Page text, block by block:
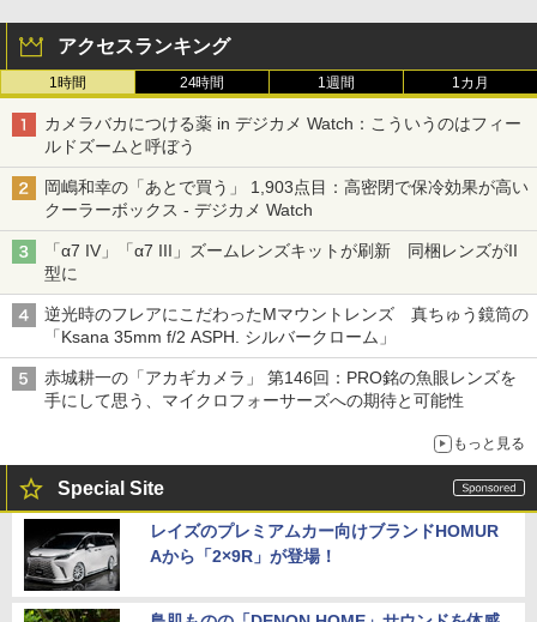
アクセスランキング
1時間 24時間 1週間 1カ月
カメラバカにつける薬 in デジカメ Watch：こういうのはフィー
ルドズームと呼ぼう
岡嶋和幸の「あとで買う」 1,903点目：高密閉で保冷効果が高い
クーラーボックス - デジカメ Watch
「α7 IV」「α7 III」ズームレンズキットが刷新 同梱レンズがII
型に
逆光時のフレアにこだわったMマウントレンズ 真ちゅう鏡筒の
「Ksana 35mm f/2 ASPH. シルバークローム」
赤城耕一の「アカギカメラ」 第146回：PRO銘の魚眼レンズを
手にして思う、マイクロフォーサーズへの期待と可能性
もっと見る
Special Site
レイズのプレミアムカー向けブランドHOMUR
Aから「2×9R」が登場！